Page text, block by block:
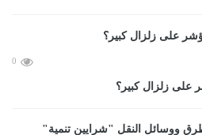
0
على زلزال كبير؟